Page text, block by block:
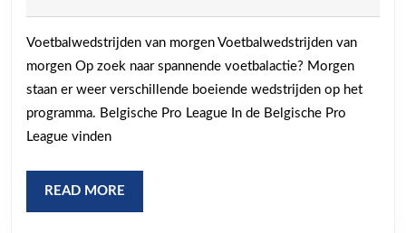
de
wedstrijden
van
morgen!
Voetbalwedstrijden van morgen Voetbalwedstrijden van
morgen Op zoek naar spannende voetbalactie? Morgen
staan er weer verschillende boeiende wedstrijden op het
programma. Belgische Pro League In de Belgische Pro
League vinden
READ MORE
MORE